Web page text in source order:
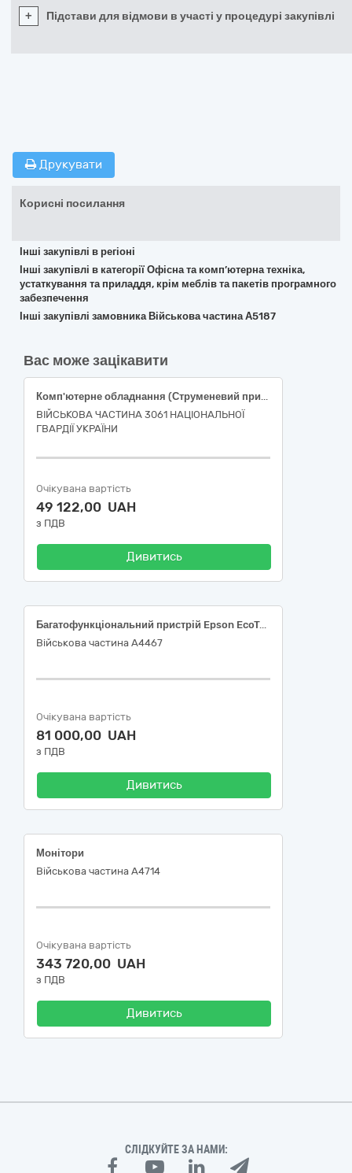
+ Підстави для відмови в участі у процедурі закупівлі
Друкувати
Корисні посилання
Інші закупівлі в регіоні
Інші закупівлі в категорії Офісна та комп’ютерна техніка,
устаткування та приладдя, крім меблів та пакетів програмного
забезпечення
Інші закупівлі замовника Військова частина А5187
Вас може зацікавити
Комп'ютерне обладнання (Струменевий принтер Epson L121 (або еквівалент), Багатофункціональний пристрій Epson EcoTank L3250 (або еквівалент))
ВІЙСЬКОВА ЧАСТИНА 3061 НАЦІОНАЛЬНОЇ
ГВАРДІЇ УКРАЇНИ
Очікувана вартість
49 122,00 UAH
з ПДВ
Дивитись
Багатофункціональний пристрій Epson EcoTank L3201 (C11CJ69402) або аналог; Багатофункціональний пристрій XEROX WORKCENTRE 3025BI; Принтер Canon PIXMA G1410; Лазерний принтер Kyocera PA2101cx; Оптичний привод Gembird DVD-USB-02, 30230000-0 Комп'ютерне обладнання за ДК 021:2015 Єдиного закупівельного словника
Військова частина А4467
Очікувана вартість
81 000,00 UAH
з ПДВ
Дивитись
Монітори
Військова частина А4714
Очікувана вартість
343 720,00 UAH
з ПДВ
Дивитись
СЛІДКУЙТЕ ЗА НАМИ: